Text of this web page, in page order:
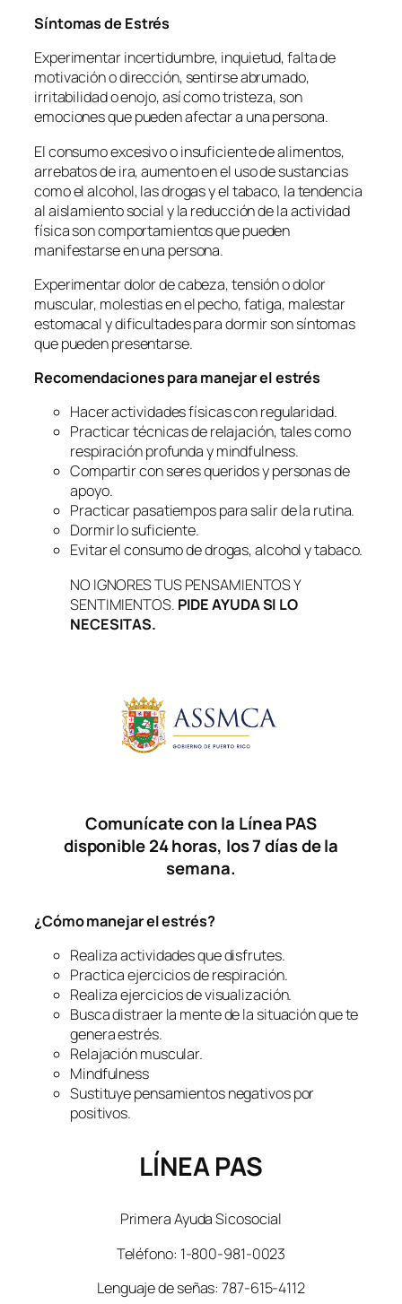
Síntomas de Estrés
Experimentar incertidumbre, inquietud, falta de
motivación o dirección, sentirse abrumado,
irritabilidad o enojo, así como tristeza, son
emociones que pueden afectar a una persona.
El consumo excesivo o insuficiente de alimentos,
arrebatos de ira, aumento en el uso de sustancias
como el alcohol, las drogas y el tabaco, la tendencia
al aislamiento social y la reducción de la actividad
física son comportamientos que pueden
manifestarse en una persona.
Experimentar dolor de cabeza, tensión o dolor
muscular, molestias en el pecho, fatiga, malestar
estomacal y dificultades para dormir son síntomas
que pueden presentarse.
Recomendaciones para manejar el estrés
Hacer actividades físicas con regularidad.
Practicar técnicas de relajación, tales como
respiración profunda y mindfulness.
Compartir con seres queridos y personas de
apoyo.
Practicar pasatiempos para salir de la rutina.
Dormir lo suficiente.
Evitar el consumo de drogas, alcohol y tabaco.
NO IGNORES TUS PENSAMIENTOS Y
SENTIMIENTOS. PIDE AYUDA SI LO
NECESITAS.
Comunícate con la Línea PAS
disponible 24 horas, los 7 días de la
semana.
¿Cómo manejar el estrés?
Realiza actividades que disfrutes.
Practica ejercicios de respiración.
Realiza ejercicios de visualización.
Busca distraer la mente de la situación que te
genera estrés.
Relajación muscular.
Mindfulness
Sustituye pensamientos negativos por
positivos.
LÍNEA PAS
Primera Ayuda Sicosocial
Teléfono: 1-800-981-0023
Lenguaje de señas: 787-615-4112